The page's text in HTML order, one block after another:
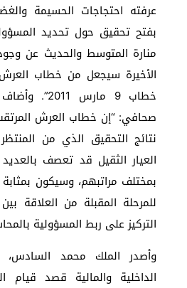
عرفته احتجاجات الحسيمة
بفتح تحقيق حول تحديد
منارة المتوسط والحديث عن
الأخيرة سيجعل من خطاب
خطاب 9 مارس
صحافي: “إن خطاب العرش
نتائج التحقيق الذي من
العيار الثقيل قد تعصف
بمختلف مراتبهم، وسيكون
للمرحلة المقبلة من العلاقة
التركيز على ربط المسؤولية
وأصدر الملك محمد السادس،
الداخلية والمالية قصد قيام